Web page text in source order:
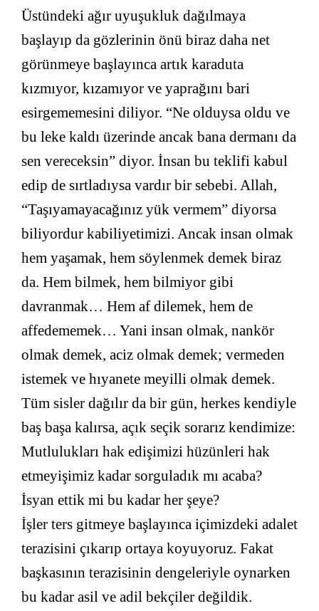
Üstündeki ağır uyuşukluk dağılmaya
başlayıp da gözlerinin önü biraz daha net
görünmeye başlayınca artık karaduta
kızmıyor, kızamıyor ve yaprağını bari
esirgememesini diliyor. “Ne olduysa oldu ve
bu leke kaldı üzerinde ancak bana dermanı da
sen vereceksin” diyor. İnsan bu teklifi kabul
edip de sırtladıysa vardır bir sebebi. Allah,
“Taşıyamayacağınız yük vermem” diyorsa
biliyordur kabiliyetimizi. Ancak insan olmak
hem yaşamak, hem söylenmek demek biraz
da. Hem bilmek, hem bilmiyor gibi
davranmak… Hem af dilemek, hem de
affedememek… Yani insan olmak, nankör
olmak demek, aciz olmak demek; vermeden
istemek ve hıyanete meyilli olmak demek.
Tüm sisler dağılır da bir gün, herkes kendiyle
baş başa kalırsa, açık seçik sorarız kendimize:
Mutlulukları hak edişimizi hüzünleri hak
etmeyişimiz kadar sorguladık mı acaba?
İsyan ettik mi bu kadar her şeye?
İşler ters gitmeye başlayınca içimizdeki adalet
terazisini çıkarıp ortaya koyuyoruz. Fakat
başkasının terazisinin dengeleriyle oynarken
bu kadar asil ve adil bekçiler değildik.